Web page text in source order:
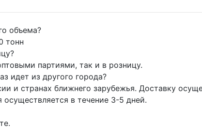
объема?
тонн
партиями, так и в розницу.
идет из другого города?
и странах ближнего зарубежья. Доставку
в течение 3-5 дней.